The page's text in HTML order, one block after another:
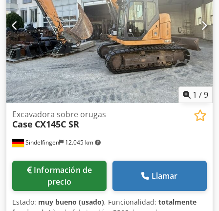
también en el área de financiación/arrendamiento a través
de nuestros socios. Todos los datos sin garantía. Salvo
error y omisión.
1 /9
Sindelfingen 12.045 km
Excavadora sobre orugas
Case CX145C SR
Información de
precio
Llamar
Estado: muy bueno (usado), Funcionalidad: totalmente